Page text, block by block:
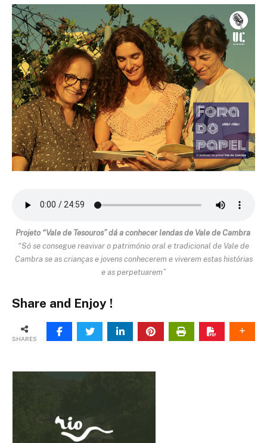
Projeto “Vale de Tesouros” dá a conhecer lendas de Vale de Cambra
“Só se consegue reavivar o património oral e tradicional de Vale de
Cambra se as crianças e jovens conhecerem e viverem estas histórias
e as perpetuarem”
Share and Enjoy !
SHARES